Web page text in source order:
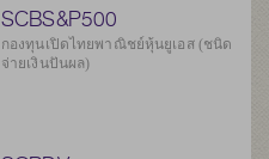
SCBS&P500
กองทุนเปิดไทยพาณิชย์หุ้นยูเอส (ชนิด
จ่ายเงินปันผล)